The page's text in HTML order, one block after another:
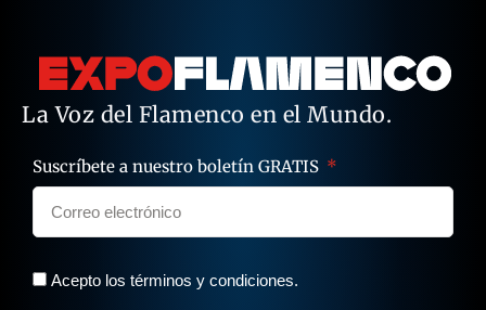
La Voz del Flamenco en el Mundo.
Suscríbete a nuestro boletín GRATIS
Acepto los términos y condiciones.